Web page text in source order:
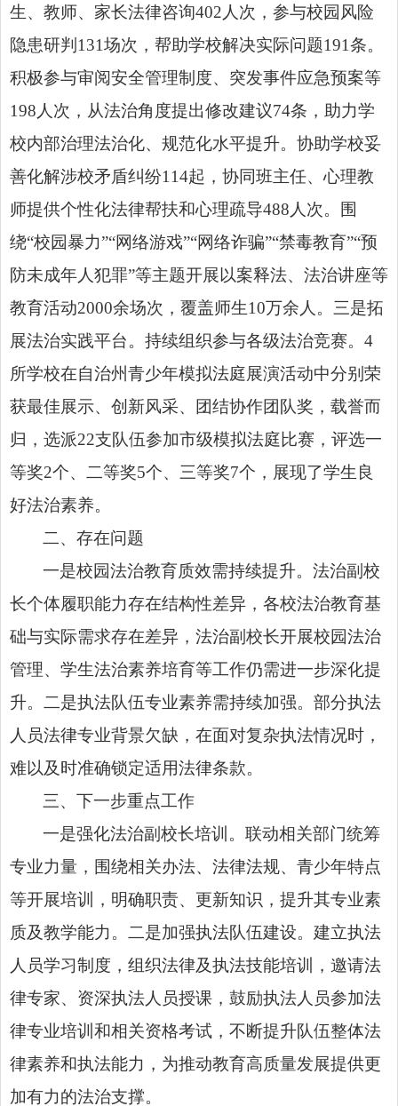
生、教师、家长法律咨询402人次，参与校园风险
隐患研判131场次，帮助学校解决实际问题191条。
积极参与审阅安全管理制度、突发事件应急预案等
198人次，从法治角度提出修改建议74条，助力学
校内部治理法治化、规范化水平提升。协助学校妥
善化解涉校矛盾纠纷114起，协同班主任、心理教
师提供个性化法律帮扶和心理疏导488人次。围
绕“校园暴力”“网络游戏”“网络诈骗”“禁毒教育”“预
防未成年人犯罪”等主题开展以案释法、法治讲座等
教育活动2000余场次，覆盖师生10万余人。三是拓
展法治实践平台。持续组织参与各级法治竞赛。4
所学校在自治州青少年模拟法庭展演活动中分别荣
获最佳展示、创新风采、团结协作团队奖，载誉而
归，选派22支队伍参加市级模拟法庭比赛，评选一
等奖2个、二等奖5个、三等奖7个，展现了学生良
好法治素养。
二、存在问题
一是校园法治教育质效需持续提升。法治副校
长个体履职能力存在结构性差异，各校法治教育基
础与实际需求存在差异，法治副校长开展校园法治
管理、学生法治素养培育等工作仍需进一步深化提
升。二是执法队伍专业素养需持续加强。部分执法
人员法律专业背景欠缺，在面对复杂执法情况时，
难以及时准确锁定适用法律条款。
三、下一步重点工作
一是强化法治副校长培训。联动相关部门统筹
专业力量，围绕相关办法、法律法规、青少年特点
等开展培训，明确职责、更新知识，提升其专业素
质及教学能力。二是加强执法队伍建设。建立执法
人员学习制度，组织法律及执法技能培训，邀请法
律专家、资深执法人员授课，鼓励执法人员参加法
律专业培训和相关资格考试，不断提升队伍整体法
律素养和执法能力，为推动教育高质量发展提供更
加有力的法治支撑。